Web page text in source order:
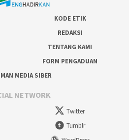
KODE ETIK
REDAKSI
TENTANG KAMI
FORM PENGADUAN
MEDIA SIBER
NETWORK
Twitter
Tumblr